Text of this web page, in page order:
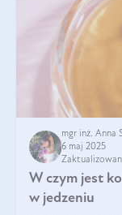
mgr inż. Anna
6 maj 2025
W czym jest
w jedzeniu